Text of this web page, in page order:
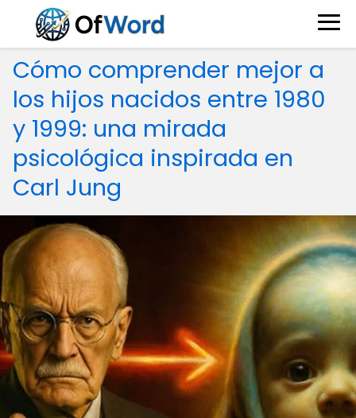
Cómo comprender mejor a
los hijos nacidos entre 1980
y 1999: una mirada
psicológica inspirada en
Carl Jung